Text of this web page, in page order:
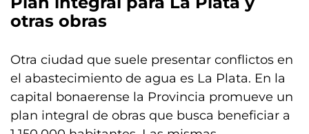
otras obras
Otra ciudad que suele presentar conflictos en
el abastecimiento de agua es La Plata. En la
capital bonaerense la Provincia promueve un
plan integral de obras que busca beneficiar a